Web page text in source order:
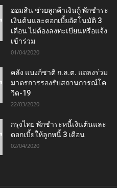
ออมสิน ช่วยลูกค้าเงินกู้ พักชำระ
เงินต้นและดอกเบี้ยอัตโนมัติ 3
เดือน ไม่ต้องลงทะเบียนหรือแจ้ง
เข้าร่วม
01/04/2020
คลัง แบงก์ชาติ ก.ล.ต. แถลงร่วม
มาตรการรองรับสถานการณ์โค
วิด-19
22/03/2020
กรุงไทย พักชำระหนี้เงินต้นและ
ดอกเบี้ยให้ลูกหนี้ 3 เดือน
02/04/2020